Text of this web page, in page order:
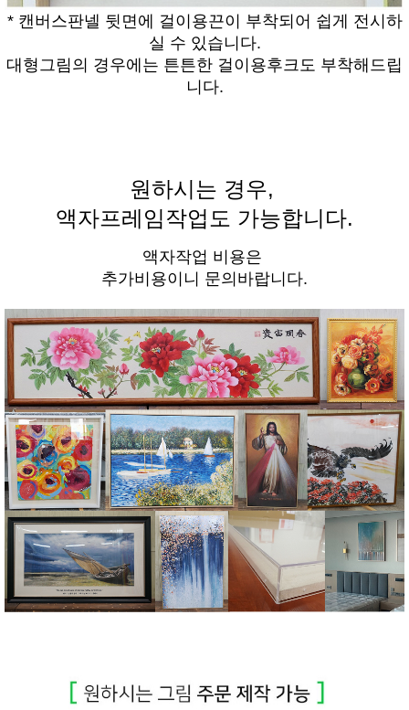
* 캔버스판넬 뒷면에 걸이용끈이 부착되어 쉽게 전시하
실 수 있습니다.
대형그림의 경우에는 튼튼한 걸이용후크도 부착해드립
니다.
원하시는 경우,
액자프레임작업도 가능합니다.
액자작업 비용은
추가비용이니 문의바랍니다.